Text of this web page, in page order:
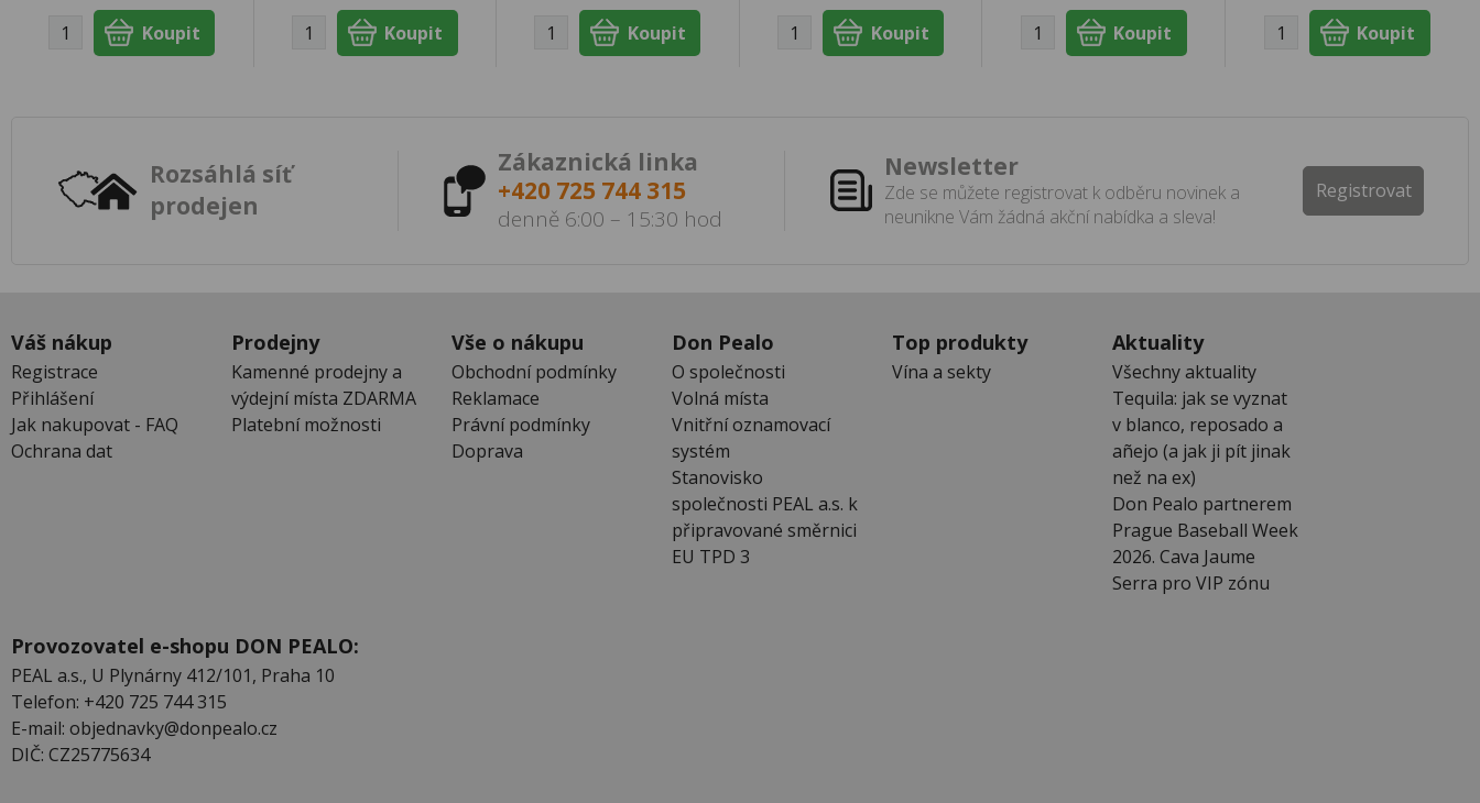
Rozsáhlá síť
prodejen
Zákaznická linka
+420 725 744 315
denně 6:00 – 15:30 hod
Newsletter
Zde se můžete registrovat k odběru novinek a
neunikne Vám žádná akční nabídka a sleva!
Registrovat
Váš nákup
Registrace
Přihlášení
Jak nakupovat - FAQ
Ochrana dat
Prodejny
Kamenné prodejny a
výdejní místa ZDARMA
Platební možnosti
Vše o nákupu
Obchodní podmínky
Reklamace
Právní podmínky
Doprava
Don Pealo
O společnosti
Volná místa
Vnitřní oznamovací
systém
Stanovisko
společnosti PEAL a.s. k
připravované směrnici
EU TPD 3
Top produkty
Vína a sekty
Aktuality
Všechny aktuality
Tequila: jak se vyznat
v blanco, reposado a
añejo (a jak ji pít jinak
než na ex)
Don Pealo partnerem
Prague Baseball Week
2026. Cava Jaume
Serra pro VIP zónu
Provozovatel e-shopu DON PEALO:
PEAL a.s., U Plynárny 412/101, Praha 10
Telefon: +420 725 744 315
E-mail: objednavky@donpealo.cz
DIČ: CZ25775634